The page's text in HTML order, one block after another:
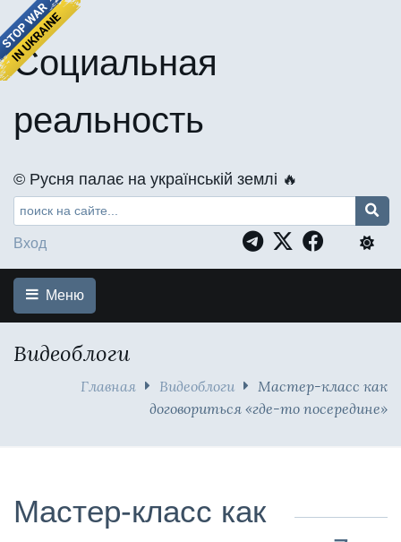
Социальная
реальность
©️ Русня палає на українській землі 🔥
Вход
Меню
Видеоблоги
Главная Видеоблоги
Мастер-класс как
договориться «где-то посередине»
Мастер-класс как